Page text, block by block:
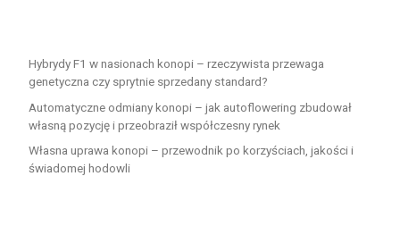
Hybrydy F1 w nasionach konopi – rzeczywista przewaga
genetyczna czy sprytnie sprzedany standard?
Automatyczne odmiany konopi – jak autoflowering zbudował
własną pozycję i przeobraził współczesny rynek
Własna uprawa konopi – przewodnik po korzyściach, jakości i
świadomej hodowli